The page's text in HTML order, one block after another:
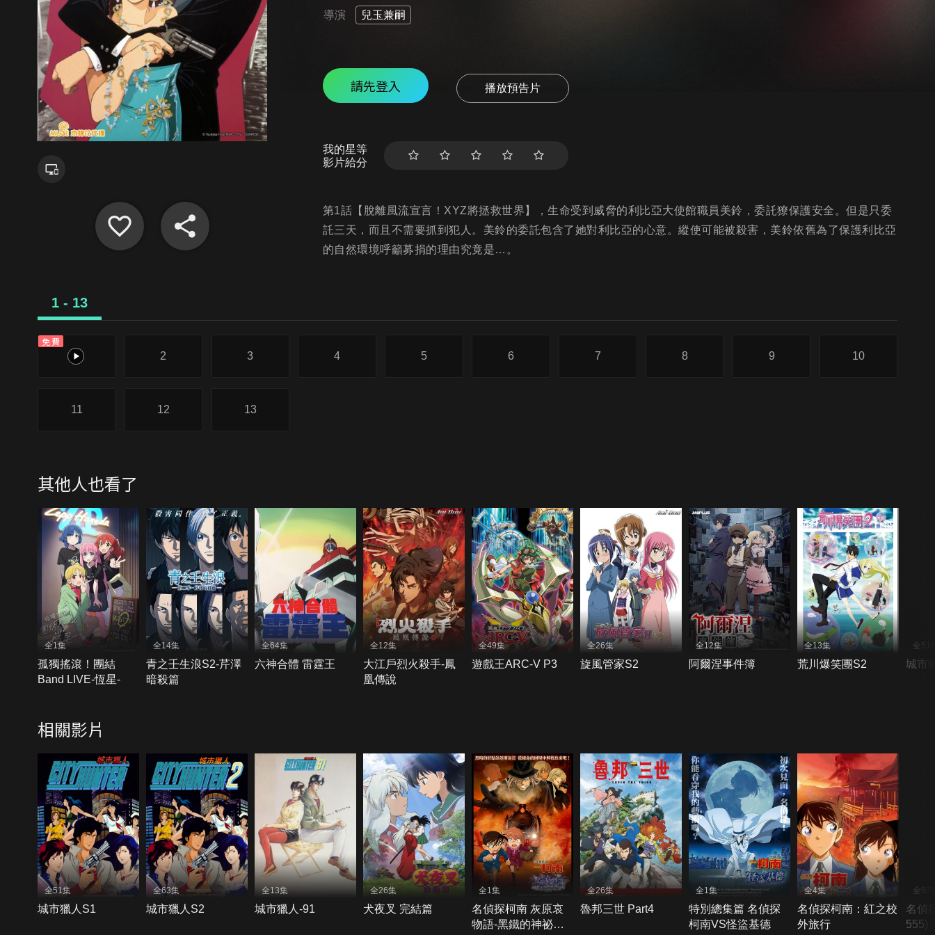
導演 兒玉兼嗣
請先登入 播放預告片
我的星等
影片給分
第1話【脫離風流宣言！XYZ將拯救世界】，生命受到威脅的利比亞大使館職員美鈴，委託獠保護安全。但是只委
託三天，而且不需要抓到犯人。美鈴的委託包含了她對利比亞的心意。縱使可能被殺害，美鈴依舊為了保護利比亞
的自然環境呼籲募捐的理由究竟是…。
1 - 13
免費
1
2 3 4 5 6 7 8 9 10
11 12 13
其他人也看了
全1集
孤獨搖滾！團結
Band LIVE-恆星-
全14集
青之壬生浪S2-芹澤
暗殺篇
全64集
六神合體 雷霆王
全12集
大江戶烈火殺手-鳳
凰傳說
全49集
遊戲王ARC-V P3
全26集
旋風管家S2
全12集
阿爾涅事件簿
全13集
荒川爆笑團S2
全51
城市
相關影片
全51集
城市獵人S1
全63集
城市獵人S2
全13集
城市獵人-91
全26集
犬夜叉 完結篇
全1集
名偵探柯南 灰原哀
物語-黑鐵的神祕列
全26集
魯邦三世 Part4
全1集
特別總集篇 名偵探
柯南VS怪盜基德
全4集
名偵探柯南：紅之校
外旅行
全97
名偵
555)